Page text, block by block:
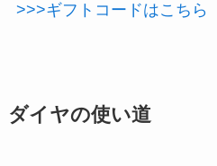
>>>ギフトコードはこちら
ダイヤの使い道